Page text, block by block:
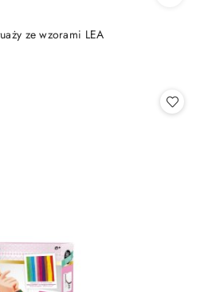
ze wzorami LEA